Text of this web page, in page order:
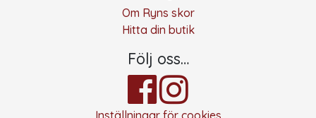
Om Ryns skor
Hitta din butik
Följ oss…
Inställningar för cookies